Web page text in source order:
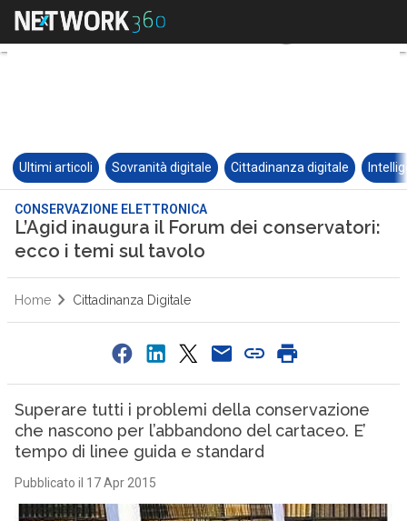
Ultimi articoli Sovranità digitale Cittadinanza digitale
CONSERVAZIONE ELETTRONICA
L’Agid inaugura il Forum dei conservatori:
ecco i temi sul tavolo
Home Cittadinanza Digitale
Superare tutti i problemi della conservazione
che nascono per l’abbandono del cartaceo. E’
tempo di linee guida e standard
Pubblicato il 17 Apr 2015